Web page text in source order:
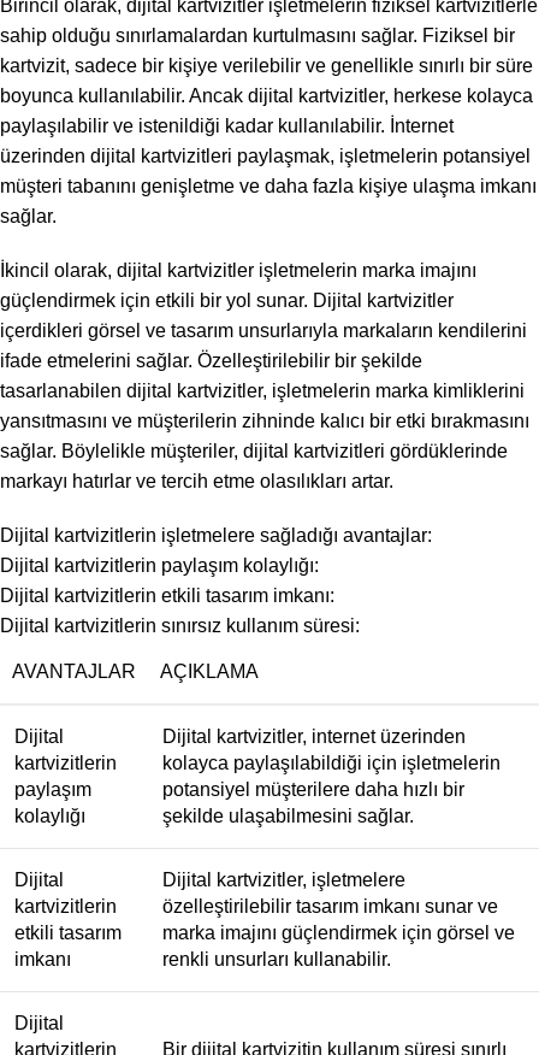
Birincil olarak, dijital kartvizitler işletmelerin fiziksel kartvizitlerle
sahip olduğu sınırlamalardan kurtulmasını sağlar. Fiziksel bir
kartvizit, sadece bir kişiye verilebilir ve genellikle sınırlı bir süre
boyunca kullanılabilir. Ancak dijital kartvizitler, herkese kolayca
paylaşılabilir ve istenildiği kadar kullanılabilir. İnternet
üzerinden dijital kartvizitleri paylaşmak, işletmelerin potansiyel
müşteri tabanını genişletme ve daha fazla kişiye ulaşma imkanı
sağlar.
İkincil olarak, dijital kartvizitler işletmelerin marka imajını
güçlendirmek için etkili bir yol sunar. Dijital kartvizitler
içerdikleri görsel ve tasarım unsurlarıyla markaların kendilerini
ifade etmelerini sağlar. Özelleştirilebilir bir şekilde
tasarlanabilen dijital kartvizitler, işletmelerin marka kimliklerini
yansıtmasını ve müşterilerin zihninde kalıcı bir etki bırakmasını
sağlar. Böylelikle müşteriler, dijital kartvizitleri gördüklerinde
markayı hatırlar ve tercih etme olasılıkları artar.
Dijital kartvizitlerin işletmelere sağladığı avantajlar:
Dijital kartvizitlerin paylaşım kolaylığı:
Dijital kartvizitlerin etkili tasarım imkanı:
Dijital kartvizitlerin sınırsız kullanım süresi:
AVANTAJLAR AÇIKLAMA
Dijital
kartvizitlerin
paylaşım
kolaylığı
Dijital kartvizitler, internet üzerinden
kolayca paylaşılabildiği için işletmelerin
potansiyel müşterilere daha hızlı bir
şekilde ulaşabilmesini sağlar.
Dijital
kartvizitlerin
etkili tasarım
imkanı
Dijital kartvizitler, işletmelere
özelleştirilebilir tasarım imkanı sunar ve
marka imajını güçlendirmek için görsel ve
renkli unsurları kullanabilir.
Dijital
kartvizitlerin
Bir dijital kartvizitin kullanım süresi sınırlı